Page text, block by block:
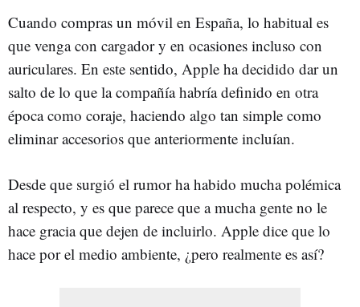
Cuando compras un móvil en España, lo habitual es
que venga con cargador y en ocasiones incluso con
auriculares. En este sentido, Apple ha decidido dar un
salto de lo que la compañía habría definido en otra
época como coraje, haciendo algo tan simple como
eliminar accesorios que anteriormente incluían.
Desde que surgió el rumor ha habido mucha polémica
al respecto, y es que parece que a mucha gente no le
hace gracia que dejen de incluirlo. Apple dice que lo
hace por el medio ambiente, ¿pero realmente es así?